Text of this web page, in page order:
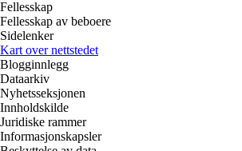
Fellesskap
Fellesskap av beboere
Sidelenker
Kart over nettstedet
Blogginnlegg
Dataarkiv
Nyhetsseksjonen
Innholdskilde
Juridiske rammer
Informasjonskapsler